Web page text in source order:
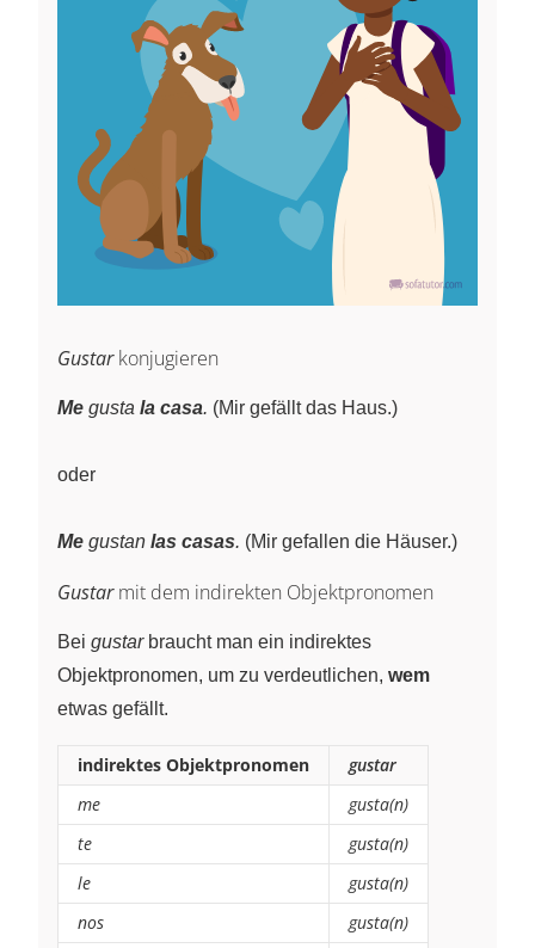
Gustarkonjugieren
Me gusta la casa. (Mir gefällt das Haus.)
oder
Me gustan las casas. (Mir gefallen die Häuser.)
Gustarmit dem indirekten Objektpronomen
Bei gustarbraucht man ein indirektes
Objektpronomen, um zu verdeutlichen, wem
etwas gefällt.
indirektes Objektpronomen
gustar
me
gusta(n)
te
gusta(n)
le
gusta(n)
nos
gusta(n)